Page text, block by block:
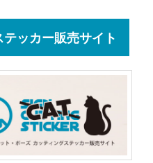
ッカー販売サイト